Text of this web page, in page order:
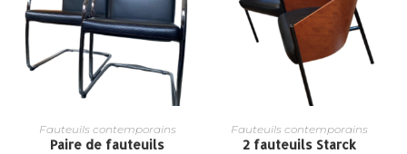
Fauteuils contemporains
Paire de fauteuils
Fauteuils contemporains
2 fauteuils Starck